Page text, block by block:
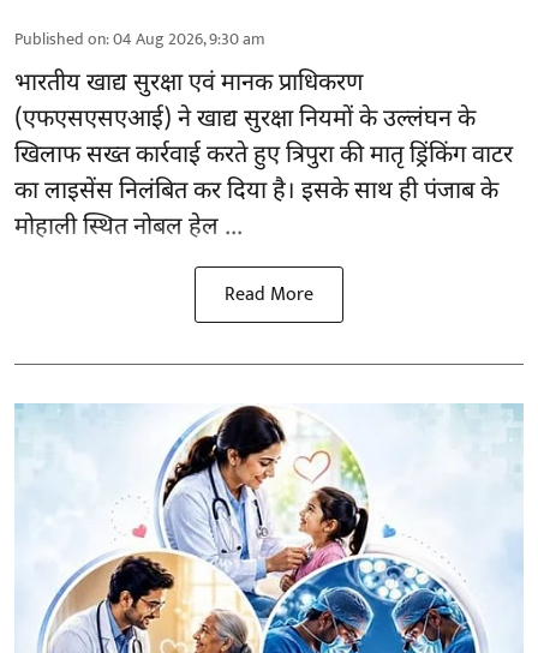
Published on:04 Aug 2026, 9:30 am
भारतीय खाद्य सुरक्षा एवं मानक प्राधिकरण
(एफएसएसएआई) ने खाद्य सुरक्षा नियमों के उल्लंघन के
खिलाफ सख्त कार्रवाई करते हुए त्रिपुरा की मातृ ड्रिंकिंग वाटर
का लाइसेंस निलंबित कर दिया है। इसके साथ ही पंजाब के
मोहाली स्थित नोबल हेल ...
Read More